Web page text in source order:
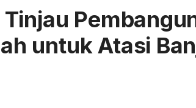
untuk Atasi